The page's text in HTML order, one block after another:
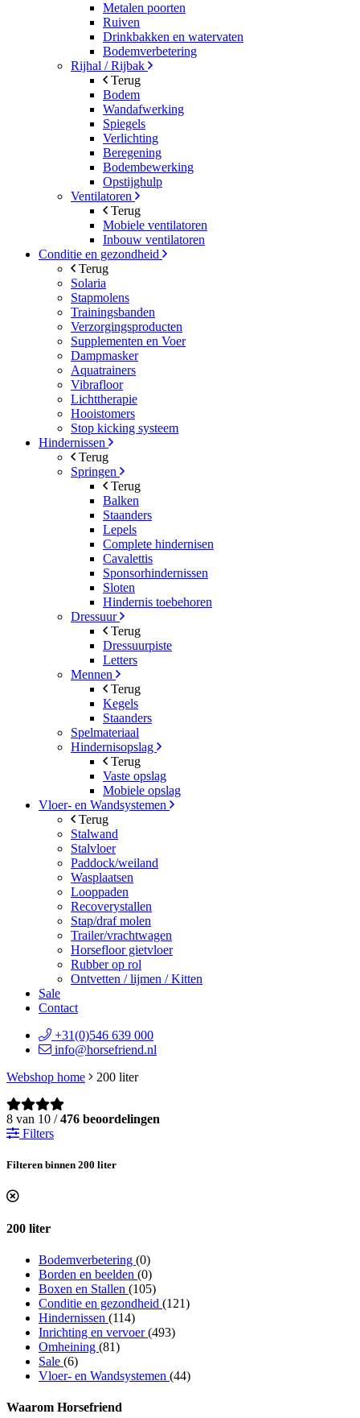
Metalen poorten
Ruiven
Drinkbakken en watervaten
Bodemverbetering
Rijhal / Rijbak
Terug
Bodem
Wandafwerking
Spiegels
Verlichting
Beregening
Bodembewerking
Opstijghulp
Ventilatoren
Terug
Mobiele ventilatoren
Inbouw ventilatoren
Conditie en gezondheid
Terug
Solaria
Stapmolens
Trainingsbanden
Verzorgingsproducten
Supplementen en Voer
Dampmasker
Aquatrainers
Vibrafloor
Lichttherapie
Hooistomers
Stop kicking systeem
Hindernissen
Terug
Springen
Terug
Balken
Staanders
Lepels
Complete hindernisen
Cavalettis
Sponsorhindernissen
Sloten
Hindernis toebehoren
Dressuur
Terug
Dressuurpiste
Letters
Mennen
Terug
Kegels
Staanders
Spelmateriaal
Hindernisopslag
Terug
Vaste opslag
Mobiele opslag
Vloer- en Wandsystemen
Terug
Stalwand
Stalvloer
Paddock/weiland
Wasplaatsen
Looppaden
Recoverystallen
Stap/draf molen
Trailer/vrachtwagen
Horsefloor gietvloer
Rubber op rol
Ontvetten / lijmen / Kitten
Sale
Contact
+31(0)546 639 000
info@horsefriend.nl
Webshop home
200 liter
8 van 10 /476 beoordelingen
Filters
Filteren binnen 200 liter
200 liter
Bodemverbetering (0)
Borden en beelden (0)
Boxen en Stallen (105)
Conditie en gezondheid (121)
Hindernissen (114)
Inrichting en vervoer(493)
Omheining (81)
Sale (6)
Vloer- en Wandsystemen (44)
Waarom Horsefriend